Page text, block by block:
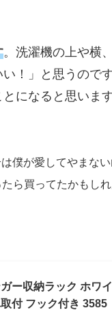
。洗濯機の上や横
！」と思うので
になると思いま
僕が愛してやまな
ら買ってたかもし
ー収納ラック ホワ
付 フック付き 3585